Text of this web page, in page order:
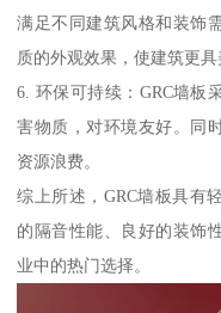
满足不同建筑风格和装饰
质的外观效果，使建筑更具
6. 环保可持续：GRC墙板
害物质，对环境友好。同
资源浪费。
综上所述，GRC墙板具有
的隔音性能、良好的装饰
业中的热门选择。